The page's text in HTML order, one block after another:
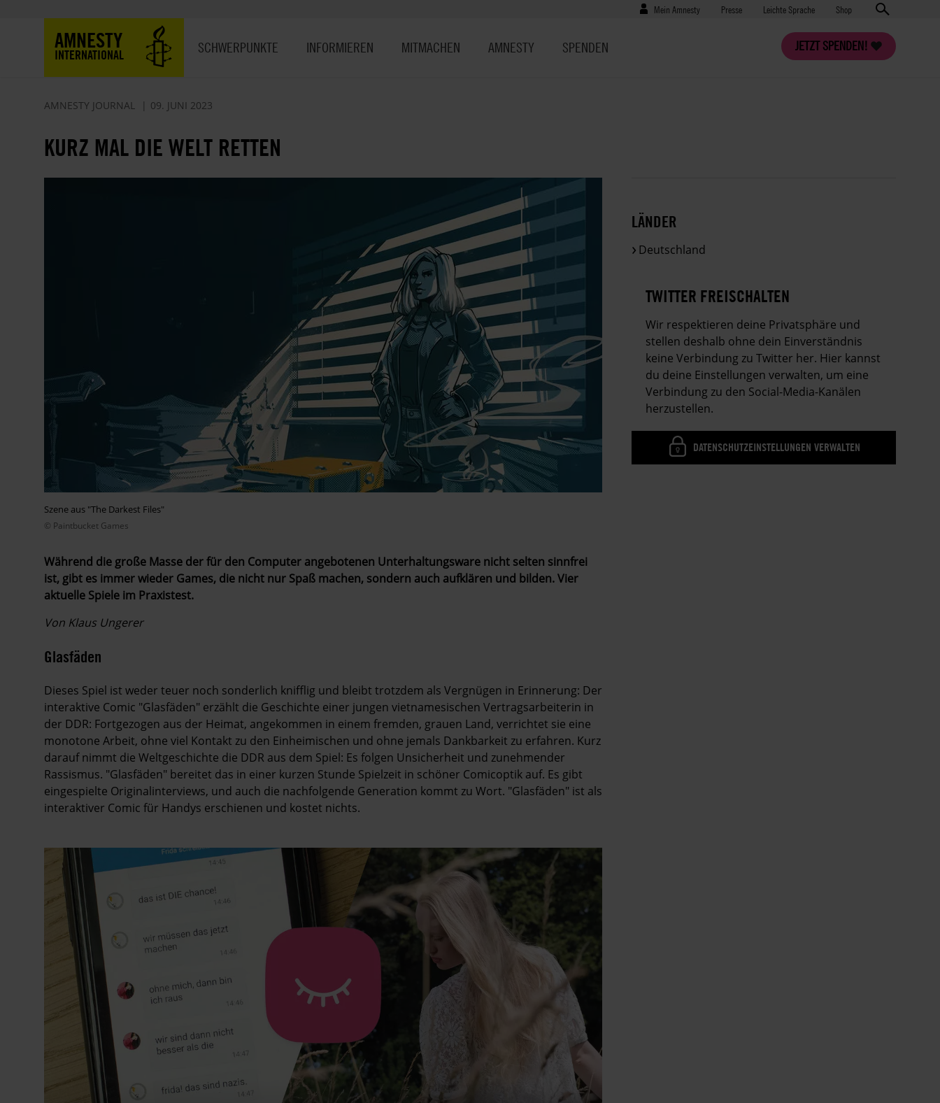
Benutzermenü
Mein Amnesty Presse
Presse Leichte Sprache Shop
AMNESTY
INTERNATIONAL
JETZT SPENDEN!
SCHWERPUNKTE INFORMIEREN MITMACHEN AMNESTY SPENDEN
AMNESTY JOURNAL 09. JUNI 2023
KURZ MAL DIE WELT RETTEN
Szene aus "The Darkest Files"
© Paintbucket Games
Während die große Masse der für den Computer angebotenen Unterhaltungsware nicht selten sinnfrei
ist, gibt es immer wieder Games, die nicht nur Spaß machen, sondern auch aufklären und bilden. Vier
aktuelle Spiele im Praxistest.
Von Klaus Ungerer
Glasfäden
Dieses Spiel ist weder teuer noch sonderlich knifflig und bleibt trotzdem als Vergnügen in Erinnerung: Der
interaktive Comic "Glasfäden" erzählt die Geschichte einer jungen vietnamesischen Vertragsarbeiterin in
der DDR: Fortgezogen aus der Heimat, angekommen in einem fremden, grauen Land, verrichtet sie eine
monotone Arbeit, ohne viel Kontakt zu den Einheimischen und ohne jemals Dankbarkeit zu erfahren. Kurz
darauf nimmt die Weltgeschichte die DDR aus dem Spiel: Es folgen Unsicherheit und zunehmender
Rassis­mus. "Glasfäden" bereitet das in einer kurzen Stunde Spielzeit in schöner Comic­optik auf. Es gibt
eingespielte Original­interviews, und auch die nachfolgende Generation kommt zu Wort. "Glasfäden" ist als
interaktiver Comic für Handys erschienen und kostet nichts.
LÄNDER
Deutschland
TWITTER FREISCHALTEN
Wir respektieren deine Privatsphäre und
stellen deshalb ohne dein Einverständnis
keine Verbindung zu Twitter her. Hier kannst
du deine Einstellungen verwalten, um eine
Verbindung zu den Social-Media-Kanälen
herzustellen.
DATENSCHUTZEINSTELLUNGEN VERWALTEN